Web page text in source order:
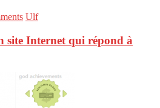
Ulf
site Internet qui répond à